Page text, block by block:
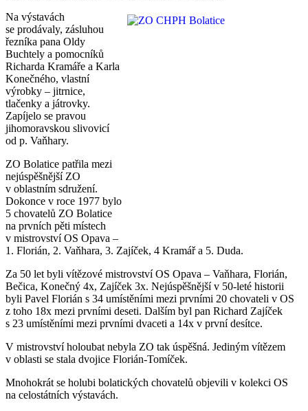
Na výstavách
se prodávaly, zásluhou
řezníka pana Oldy
Buchtely a pomocníků
Richarda Kramáře a Karla
Konečného, vlastní
výrobky – jitrnice,
tlačenky a játrovky.
Zapíjelo se pravou
jihomoravskou slivovicí
od p. Vaňhary.
ZO Bolatice patřila mezi
nejúspěšnější ZO
v oblastním sdružení.
Dokonce v roce 1977 bylo
5 chovatelů ZO Bolatice
na prvních pěti místech
v mistrovství OS Opava –
1. Florián, 2. Vaňhara, 3. Zajíček, 4 Kramář a 5. Duda.
Za 50 let byli vítězové mistrovství OS Opava – Vaňhara, Florián,
Bečica, Konečný 4x, Zajíček 3x. Nejúspěšnější v 50-leté historii
byli Pavel Florián s 34 umístěními mezi prvními 20 chovateli v OS
z toho 18x mezi prvními deseti. Dalším byl pan Richard Zajíček
s 23 umístěními mezi prvními dvaceti a 14x v první desítce.
V mistrovství holoubat nebyla ZO tak úspěšná. Jediným vítězem
v oblasti se stala dvojice Florián-Tomíček.
Mnohokrát se holubi bolatických chovatelů objevili v kolekci OS
na celostátních výstavách.